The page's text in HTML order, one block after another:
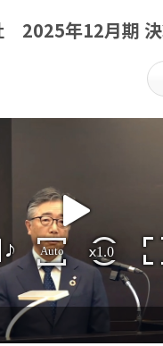
2025年12月期